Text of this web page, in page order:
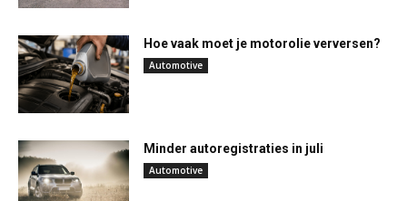
Hoe vaak moet je motorolie verversen?
Automotive
Minder autoregistraties in juli
Automotive